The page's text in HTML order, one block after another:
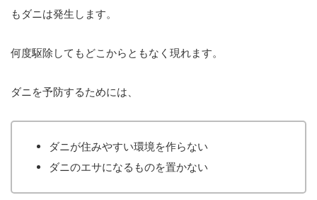
もダニは発生します。
何度駆除してもどこからともなく現れます。
ダニを予防するためには、
ダニが住みやすい環境を作らない
ダニのエサになるものを置かない